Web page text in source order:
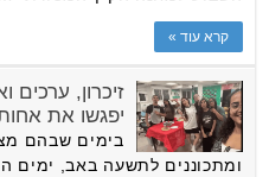
קרא עוד »
זיכרון, ערכים
יפגשו את
בימים שבהם
ומתכוננים לתשעה באב, ימים